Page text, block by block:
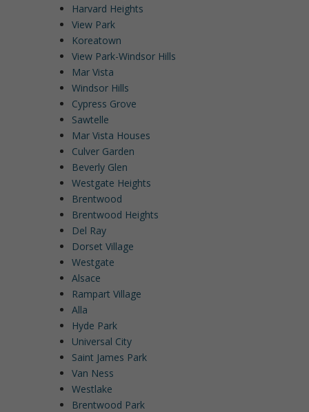
Harvard Heights
View Park
Koreatown
View Park-Windsor Hills
Mar Vista
Windsor Hills
Cypress Grove
Sawtelle
Mar Vista Houses
Culver Garden
Beverly Glen
Westgate Heights
Brentwood
Brentwood Heights
Del Ray
Dorset Village
Westgate
Alsace
Rampart Village
Alla
Hyde Park
Universal City
Saint James Park
Van Ness
Westlake
Brentwood Park